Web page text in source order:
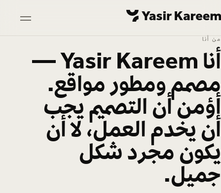
Skip to content
من أنا أنا Yasir Kareem —مصمم ومطور مواقع.
أؤمن أن التصميم يجب
أن يخدم العمل، لا أن
يكون مجرد شكل
جميل.